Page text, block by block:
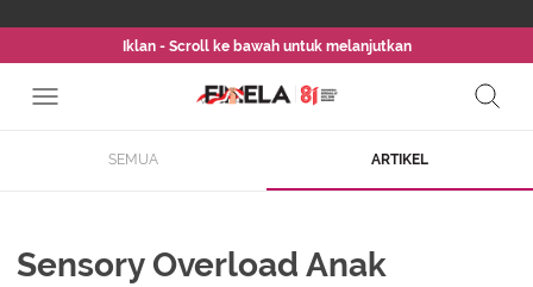
Iklan - Scroll ke bawah untuk melanjutkan
SEMUA ARTIKEL
Sensory Overload Anak